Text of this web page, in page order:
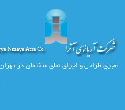
مجری طراحی و اجرای نمای ساختمان در